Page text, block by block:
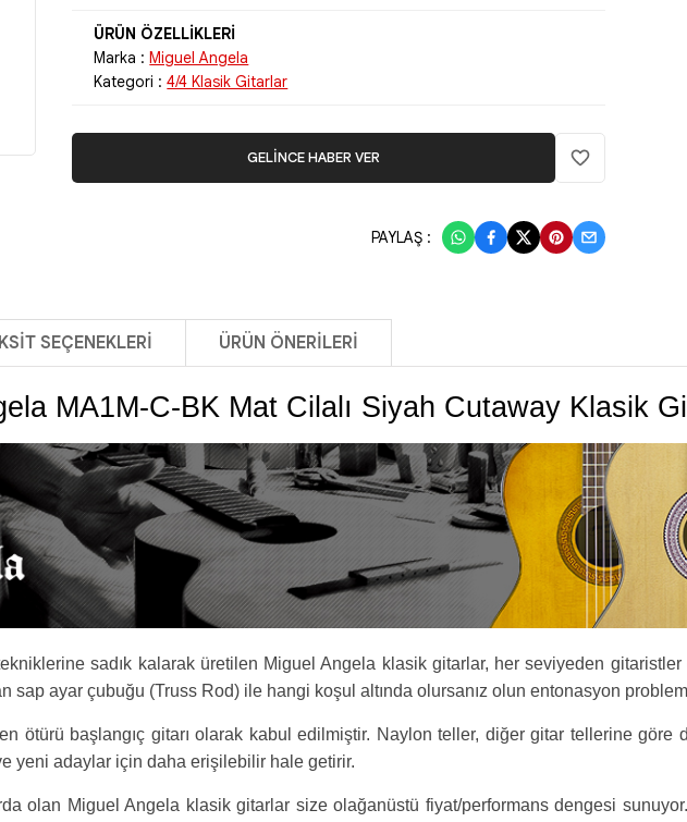
Marka :Miguel Angela
Kategori :4/4 Klasik Gitarlar
GELİNCE HABER VER
PAYLAŞ :
SEÇENEKLERI ÜRÜN ÖNERILERI
MA1M-C-BK Mat Cilalı Siyah Cutaway Klasik
sadık kalarak üretilen Miguel Angela klasik gitarlar, her seviyeden gitaristler
ayar çubuğu (Truss Rod) ile hangi koşul altında olursanız olun entonasyon
ötürü başlangıç gitarı olarak kabul edilmiştir. Naylon teller, diğer gitar tellerine göre
yeni adaylar için daha erişilebilir hale getirir.
olan Miguel Angela klasik gitarlar size olağanüstü fiyat/performans dengesi